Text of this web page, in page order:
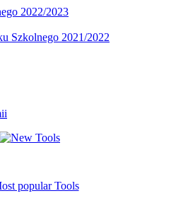
2022/2023
Szkolnego 2021/2022